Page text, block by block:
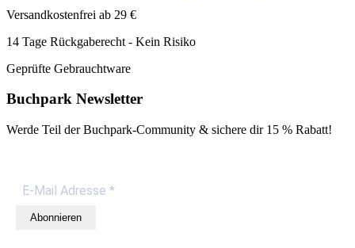
Versandkostenfrei ab 29 €
14 Tage Rückgaberecht - Kein Risiko
Geprüfte Gebrauchtware
Buchpark Newsletter
Werde Teil der Buchpark-Community & sichere dir 15 % Rabatt!
Abonnieren